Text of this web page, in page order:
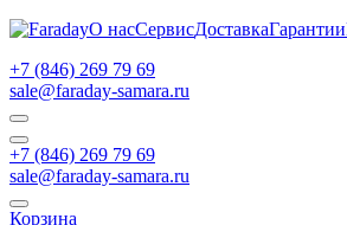
О насСервисДоставкаГарантии
+7 (846) 269 79 69
sale@faraday-samara.ru
+7 (846) 269 79 69
sale@faraday-samara.ru
Корзина